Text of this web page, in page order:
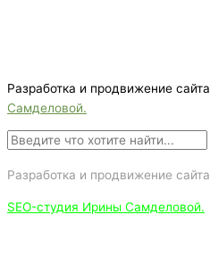
Разработка и продвижение сайта
Самделовой.
Разработка и продвижение сайта
SEO-студия Ирины Самделовой.